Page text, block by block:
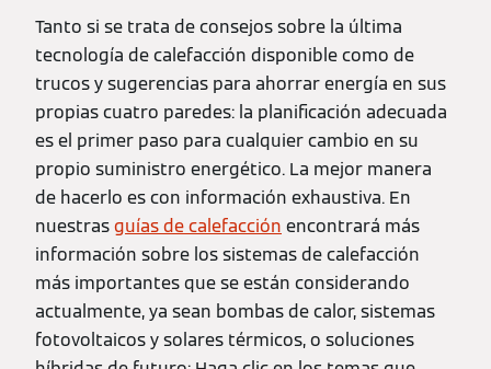
Tanto si se trata de consejos sobre la última
tecnología de calefacción disponible como de
trucos y sugerencias para ahorrar energía en sus
propias cuatro paredes: la planificación adecuada
es el primer paso para cualquier cambio en su
propio suministro energético. La mejor manera
de hacerlo es con información exhaustiva. En
nuestrasguías de calefacción encontrará más
información sobre los sistemas de calefacción
más importantes que se están considerando
actualmente, ya sean bombas de calor, sistemas
fotovoltaicos y solares térmicos, o soluciones